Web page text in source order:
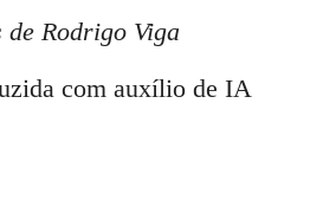
Rodrigo Viga
com auxílio de IA